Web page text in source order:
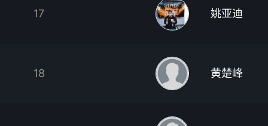
17 姚亚迪
18 黄楚峰